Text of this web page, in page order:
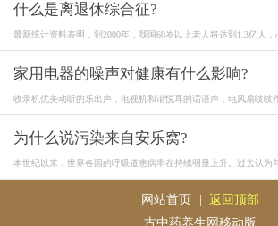
什么是离退休综合征?
最新统计资料表明，到2000年，我国60岁以上老人将达到1.3亿人
家用电器的噪声对健康有什么影响?
收录机优美动听的乐出声，电视机和谐悦耳的话语声，电风扇吱吱
为什么说污染来自安乐窝?
本世纪以来，世界各国的呼吸道患病率在持续明显上升。过去认为
网站首页
返回顶部
古中药养生网移动版